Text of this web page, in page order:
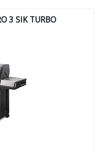
3 SIK TURBO